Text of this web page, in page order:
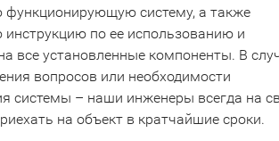
функционирующую систему, а также
инструкцию по ее использованию и
все установленные компоненты. В
вопросов или необходимости
системы – наши инженеры всегда на
на объект в кратчайшие сроки.